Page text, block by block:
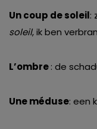
Un coup de soleil:
soleil, ik ben
L’ombre: de
Une méduse: een